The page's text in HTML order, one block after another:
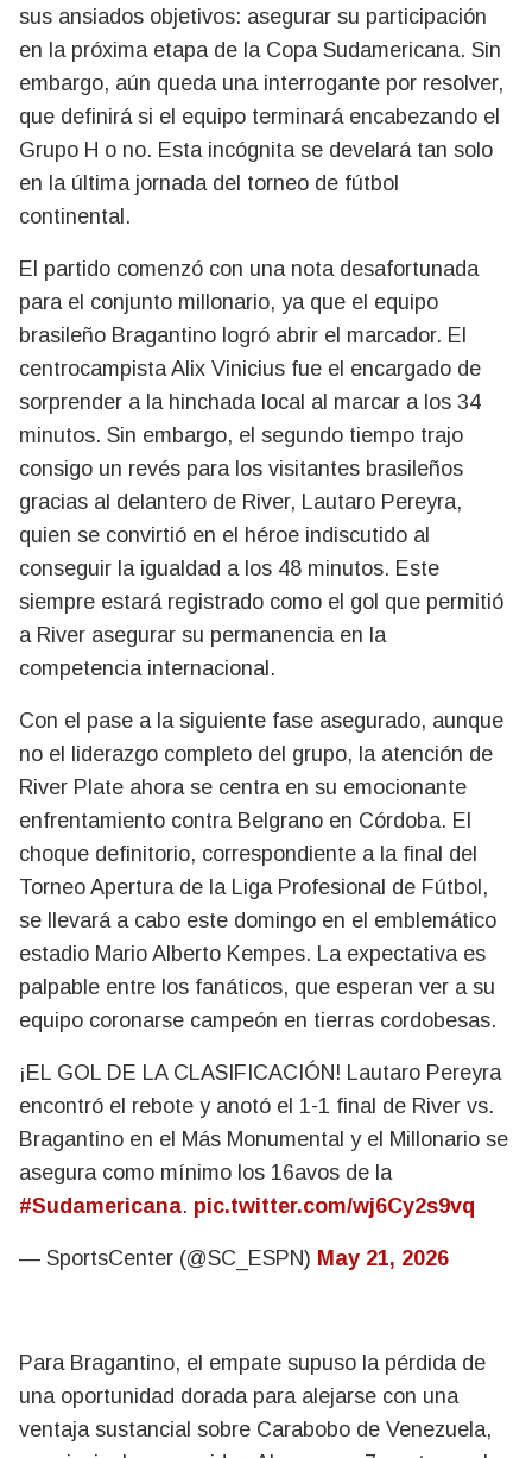
sus ansiados objetivos: asegurar su participación
en la próxima etapa de la Copa Sudamericana. Sin
embargo, aún queda una interrogante por resolver,
que definirá si el equipo terminará encabezando el
Grupo H o no. Esta incógnita se develará tan solo
en la última jornada del torneo de fútbol
continental.
El partido comenzó con una nota desafortunada
para el conjunto millonario, ya que el equipo
brasileño Bragantino logró abrir el marcador. El
centrocampista Alix Vinicius fue el encargado de
sorprender a la hinchada local al marcar a los 34
minutos. Sin embargo, el segundo tiempo trajo
consigo un revés para los visitantes brasileños
gracias al delantero de River, Lautaro Pereyra,
quien se convirtió en el héroe indiscutido al
conseguir la igualdad a los 48 minutos. Este
siempre estará registrado como el gol que permitió
a River asegurar su permanencia en la
competencia internacional.
Con el pase a la siguiente fase asegurado, aunque
no el liderazgo completo del grupo, la atención de
River Plate ahora se centra en su emocionante
enfrentamiento contra Belgrano en Córdoba. El
choque definitorio, correspondiente a la final del
Torneo Apertura de la Liga Profesional de Fútbol,
se llevará a cabo este domingo en el emblemático
estadio Mario Alberto Kempes. La expectativa es
palpable entre los fanáticos, que esperan ver a su
equipo coronarse campeón en tierras cordobesas.
¡EL GOL DE LA CLASIFICACIÓN! Lautaro Pereyra
encontró el rebote y anotó el 1-1 final de River vs.
Bragantino en el Más Monumental y el Millonario se
asegura como mínimo los 16avos de la
#Sudamericana. pic.twitter.com/wj6Cy2s9vq
— SportsCenter (@SC_ESPN) May 21, 2026
Para Bragantino, el empate supuso la pérdida de
una oportunidad dorada para alejarse con una
ventaja sustancial sobre Carabobo de Venezuela,